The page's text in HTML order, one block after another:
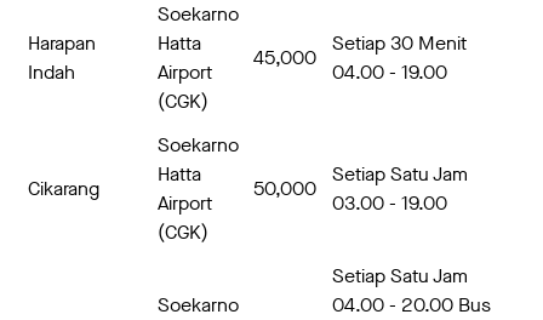
Harapan
Indah
Soekarno
Hatta
Airport
(CGK)
45,000
Setiap 30 Menit
04.00 - 19.00
Cikarang
Soekarno
Hatta
Airport
(CGK)
50,000
Setiap Satu Jam
03.00 - 19.00
Soekarno
Setiap Satu Jam
04.00 - 20.00 Bus